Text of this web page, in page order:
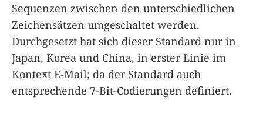
Sequenzen zwischen den unterschiedlichen
Zeichensätzen umgeschaltet werden.
Durchgesetzt hat sich dieser Standard nur in
Japan, Korea und China, in erster Linie im
Kontext E-Mail; da der Standard auch
entsprechende 7-Bit-Codierungen definiert.